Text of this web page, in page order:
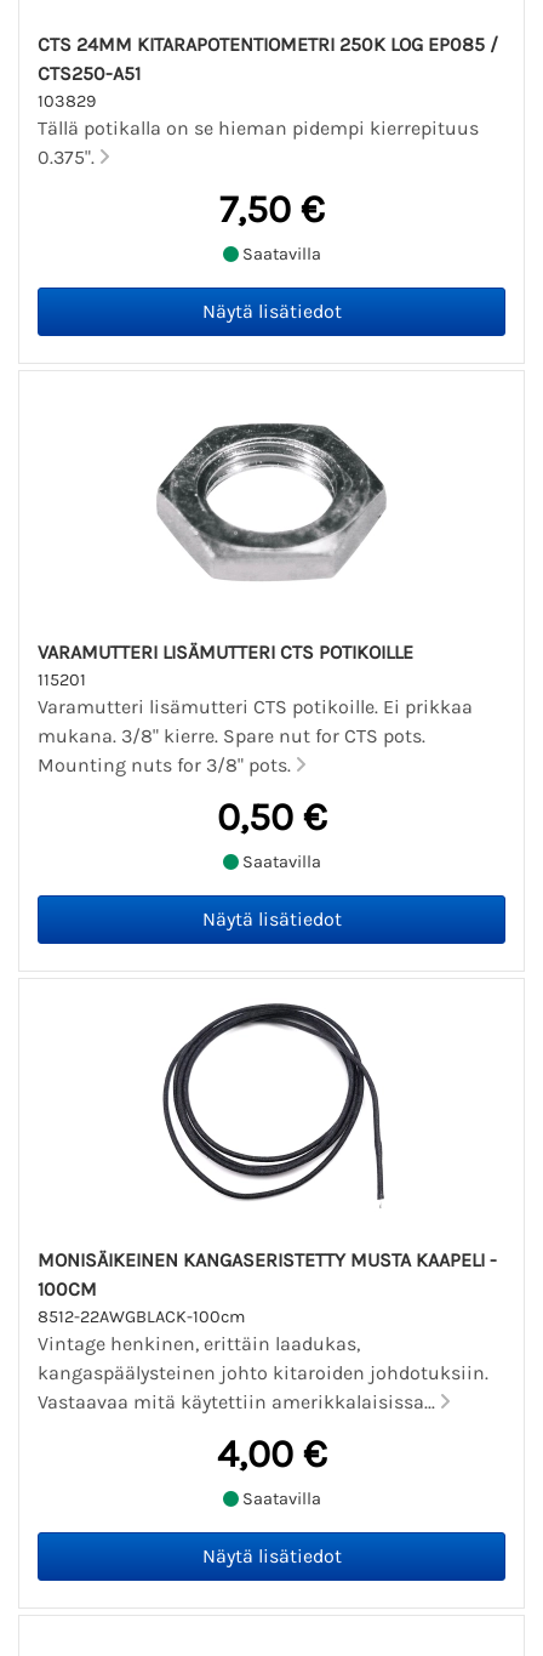
CTS 24MM KITARAPOTENTIOMETRI 250K LOG EP085 /
CTS250-A51
103829
Tällä potikalla on se hieman pidempi kierrepituus
0.375".
7,50 €
Saatavilla
VARAMUTTERI LISÄMUTTERI CTS POTIKOILLE
115201
Varamutteri lisämutteri CTS potikoille. Ei prikkaa
mukana. 3/8" kierre. Spare nut for CTS pots.
Mounting nuts for 3/8" pots.
0,50 €
Saatavilla
MONISÄIKEINEN KANGASERISTETTY MUSTA KAAPELI -
100CM
8512-22AWGBLACK-100cm
Vintage henkinen, erittäin laadukas,
kangaspäälysteinen johto kitaroiden johdotuksiin.
Vastaavaa mitä käytettiin amerikkalaisissa...
4,00 €
Saatavilla